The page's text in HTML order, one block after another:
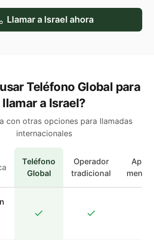
Llamar a Israel ahora
Teléfono Global para
llamar a Israel?
con otras opciones para llamadas
internacionales
Teléfono
Global
Operador
tradicional
Apps